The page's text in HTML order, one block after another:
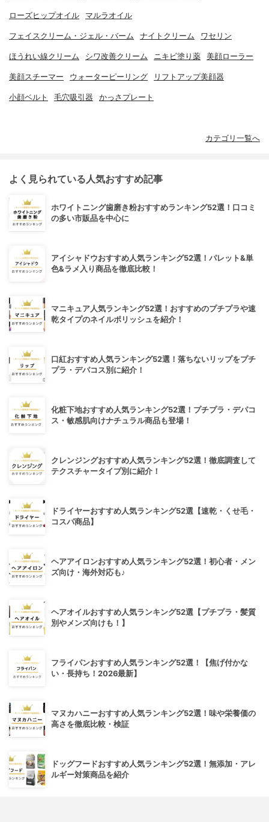
ローズヒップオイル マルラオイル
フェイスクリーム・ジェル・バーム ナイトクリーム ワセリン
ほうれい線クリーム シワ改善クリーム ニキビ塗り薬 美顔ローラー
美顔スチーマー ウォーターピーリング リフトアップ美顔器
小顔ベルト 毛穴吸引器 かっさプレート
カテゴリ一覧へ
よく見られている人気おすすめ記事
ホワイトニング歯磨き粉おすすめランキング52選！口コミ
の多い市販品を中心に
アイシャドウおすすめ人気ランキング52選！パレット&単
色&ラメ入り商品を徹底比較！
マニキュア人気ランキング52選！おすすめのプチプラや速
乾タイプのネイルポリッシュを紹介！
口紅おすすめ人気ランキング52選！落ちないリップをプチ
プラ・デパコス別に紹介！
化粧下地おすすめ人気ランキング52選！プチプラ・デパコ
ス・敏感肌向けナチュラル商品も登場！
クレンジングおすすめ人気ランキング52選！徹底調査して
テクスチャータイプ別に紹介！
ドライヤーおすすめ人気ランキング52選【速乾・くせ毛・
コスパ商品】
ヘアアイロンおすすめ人気ランキング52選！初心者・メン
ズ向け・海外対応も♪
ヘアオイルおすすめ人気ランキング52選【プチプラ・髪質
別やメンズ向けも！】
フライパンおすすめ人気ランキング52選！【焦げ付かな
い・長持ち！2026最新】
マヌカハニーおすすめ人気ランキング52選！味や栄養価の
高さを徹底比較・検証
ドッグフードおすすめ人気ランキング52選！無添加・アレ
ルギー対策商品を紹介